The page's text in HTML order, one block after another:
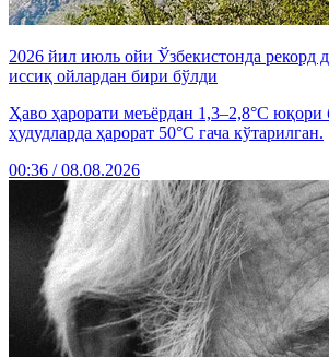
2026 йил июль ойи Ўзбекистонда рекорд
иссиқ ойлардан бири бўлди
Ҳаво ҳарорати меъёрдан 1,3–2,8°C
ҳудудларда ҳарорат 50°C гача кўтарилган.
00:36 / 08.08.2026